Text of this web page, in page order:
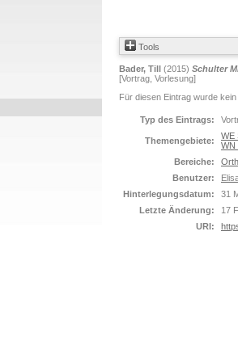
Tools
Bader, Till (2015) Schulter
[Vortrag, Vorlesung]
Für diesen Eintrag wurde
Typ des Eintrags:
Themengebiete:
WE
WN
Bereiche:
Benutzer:
Hinterlegungsdatum:
31
Letzte Änderung:
17
URI: